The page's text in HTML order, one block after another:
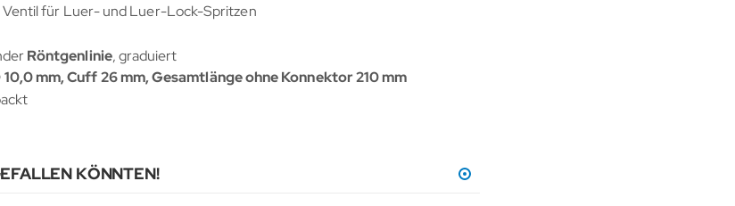
Ventil für Luer- und Luer-Lock-Spritzen
Röntgenlinie, graduiert
mm, Cuff 26 mm, Gesamtlänge ohne Konnektor 210 mm
KÖNNTEN!